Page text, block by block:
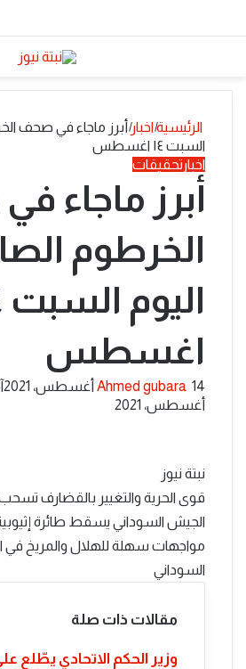
الرئيسية|اخبار|أبرز ماجاء في صحف
السبت ١٤ اغسطس
اخبارتحقيقات
أبرز ماجاء
الخرطوم
اغسطس
Ahmed gubara
أرسل
بريدا
14 أغسطس، 2021
أغسطس، 2021
نبتة نيوز
قوى الحرية والتغيير بالقضارف تسحب
الجيش السوداني يسقط طائرة
مواجهات سهلة للهلال والمريخ في
السوداني
مقالات ذات صلة
​وزير الحكم الاتحادي يطّلع